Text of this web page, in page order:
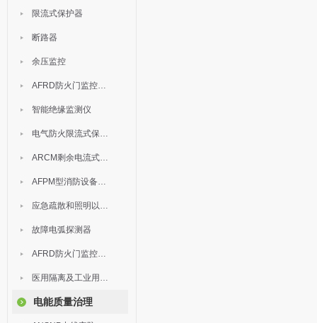
限流式保护器
断路器
余压监控
AFRD防火门监控模块
智能绝缘监测仪
电气防火限流式保护器
ARCM剩余电流式电气火灾监控装置
AFPM型消防设备电源监控系统
应急疏散和照明以及灯具
故障电弧探测器
AFRD防火门监控系统
医用隔离及工业用电绝缘检测
电能质量治理